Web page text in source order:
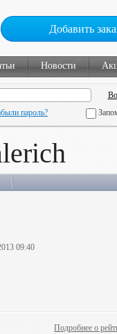
Добавить
Новости
пароль?
09:40
Подробнее о